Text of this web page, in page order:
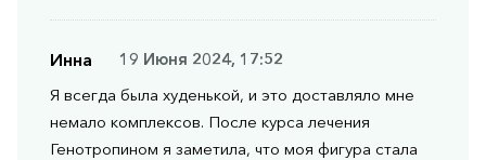
Инна
19 Июня 2024, 17:52
Я всегда была худенькой, и это доставляло мне
немало комплексов. После курса лечения
Генотропином я заметила, что моя фигура стала